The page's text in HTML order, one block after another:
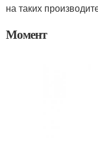
на таких
Момент